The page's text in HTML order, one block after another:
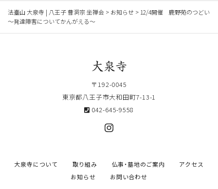
法臺山 大泉寺 | 八王子 曹洞宗 坐禅会 > お知らせ > 12/4開催 鹿野苑のつどい
～発達障害についてかんがえる～
〒192-0045
東京都八王子市大和田町7-13-1
042-645-9558
大泉寺について 取り組み 仏事・墓地のご案内
アクセス
お知らせ
お問い合わせ